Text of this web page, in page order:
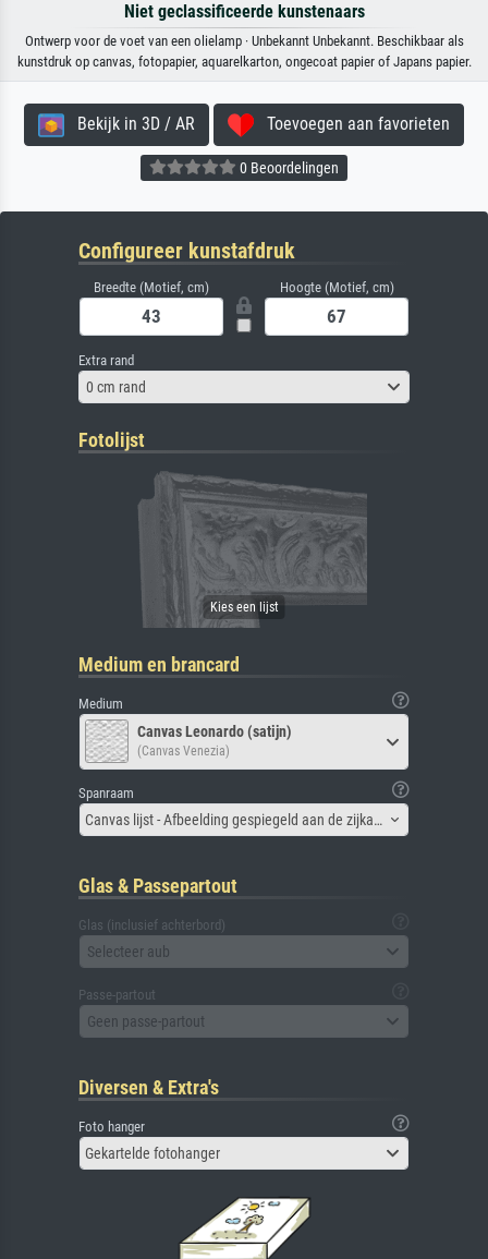
Niet geclassificeerde kunstenaars
Ontwerp voor de voet van een olielamp · Unbekannt Unbekannt. Beschikbaar als
kunstdruk op canvas, fotopapier, aquarelkarton, ongecoat papier of Japans papier.
Bekijk in 3D / AR Toevoegen aan favorieten
0 Beoordelingen
Configureer kunstafdruk
Breedte (Motief, cm) Hoogte (Motief, cm)
Extra rand
0 cm rand
Fotolijst
Medium en brancard
Medium
Canvas Leonardo (satijn)
(Canvas Venezia)
Spanraam
Canvas lijst - Afbeelding gespiegeld aan de zijkant
Glas & Passepartout
Glas (inclusief achterbord)
Selecteer aub
Passe-partout
Geen passe-partout
Diversen & Extra's
Foto hanger
Gekartelde fotohanger